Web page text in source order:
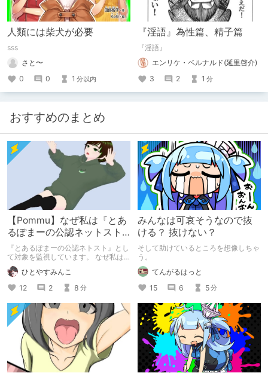
人類には柴犬が必要
sss
さと〜
0
0 1 分以内
『淫語』為性篇、精子篇
『淫語』
エンリケ・ベルナルド(延里啓介)
3
2 1 分
おすすめのまとめ
【Pommu】なぜ私は『とあ
るぽまーの公認ネットスト
ーカー』になったのか【出
会い編】
『とあるぽまーの公認ネトスト』とし
て対象を監視しています。 なぜ私は
このような行動をとるに至ったのか。
これまでのあゆみを振り返ります。
ひとやすみんこ
12
2 8 分
みんなは可哀そうなので抜
ける？ 抜けない？
そして助けているところを想像しちゃ
う。
てんがるはっと
15
6 5分